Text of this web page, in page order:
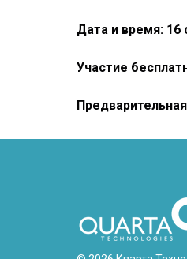
Дата и время: 16
Участие